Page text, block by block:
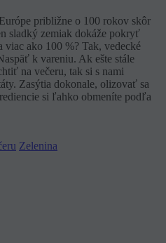
približne o 100 rokov skôr
sladký zemiak dokáže pokryť
viac ako 100 %? Tak, vedecké
k vareniu. Ak ešte stále
na večeru, tak si s nami
Zasýtia dokonale, olizovať sa
si ľahko obmeníte podľa
Zelenina